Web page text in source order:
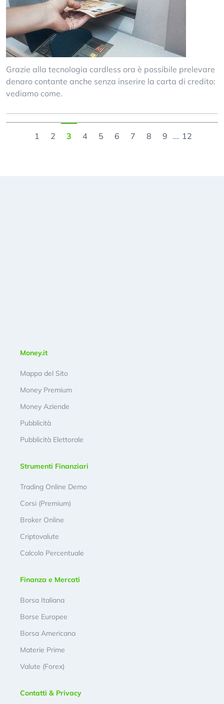
Grazie alla tecnologia cardless ora è possibile prelevare
denaro contante anche senza inserire la carta di credito:
vediamo come.
1 2 3 4 5 6 7 8 9 ... 12
Money.it
Mappa del Sito
Money Premium
Money Aziende
Pubblicità
Pubblicità Elettorale
Strumenti Finanziari
Trading Online Demo
Corsi (Premium)
Broker Online
Criptovalute
Calcolo Percentuale
Finanza e Mercati
Borsa Italiana
Borse Europee
Borsa Americana
Materie Prime
Valute (Forex)
Contatti & Privacy